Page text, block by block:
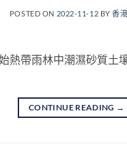
POSTED ON 2022-11-12 BY香
熱帶雨林中潮濕砂質土
CONTINUE READING →